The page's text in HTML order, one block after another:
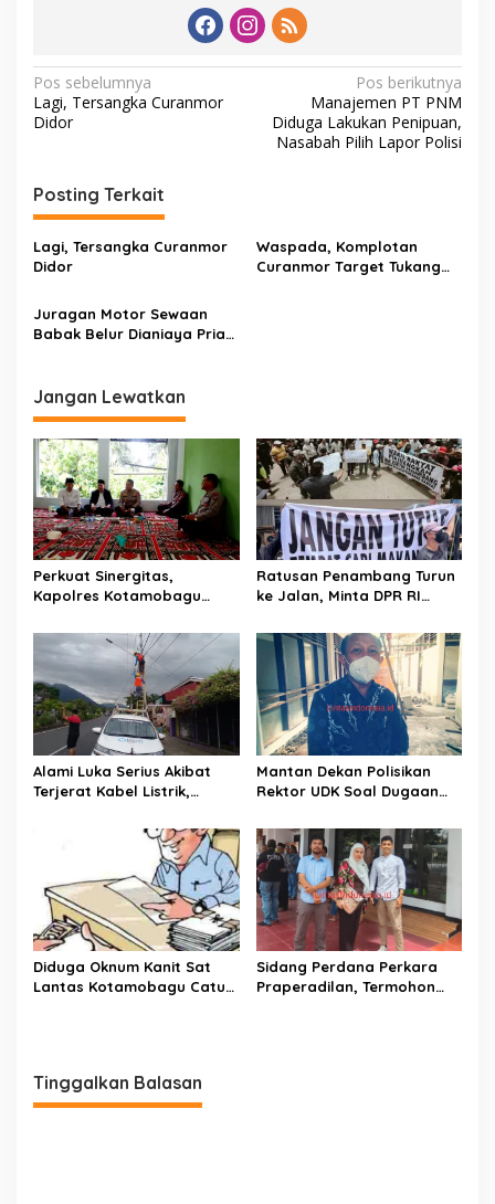
N
a
i
g
a
s
i
p
s
Pos sebelumnya
Lagi, Tersangka Curanmor
Didor
Pos berikutnya
Manajemen PT PNM
Diduga Lakukan Penipuan,
Nasabah Pilih Lapor Polisi
Posting Terkait
Lagi, Tersangka Curanmor
Didor
Waspada, Komplotan
Curanmor Target Tukang
Juragan Motor Sewaan
Babak Belur Dianiaya Pria
Jangan Lewatkan
Perkuat Sinergitas,
Kapolres Kotamobagu
Pesantren Darurahmah
Desa Pontodon
Ratusan Penambang Turun
ke Jalan, Minta DPR RI
Alami Luka Serius Akibat
Terjerat Kabel Listrik,
Polisikan Oknum Petugas
PLN Kotamobagu
Mantan Dekan Polisikan
Rektor UDK Soal Dugaan
Diduga Oknum Kanit Sat
Lantas Kotamobagu Catut
Sidang Perdana Perkara
Praperadilan, Termohon
Tinggalkan Balasan